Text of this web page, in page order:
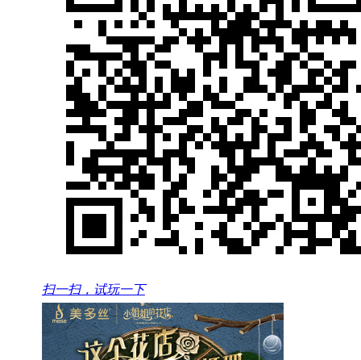
扫一扫，试玩一下